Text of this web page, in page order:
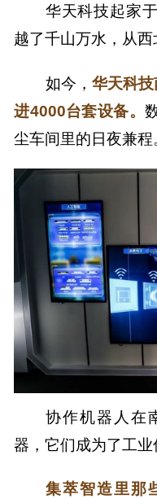
华天科技起家
越了千山万水，从西
如今， 华天科技
进4000台套设备。
尘车间里的日夜兼程
协作机器人在
器，它们成为了工业
集萃智造里那